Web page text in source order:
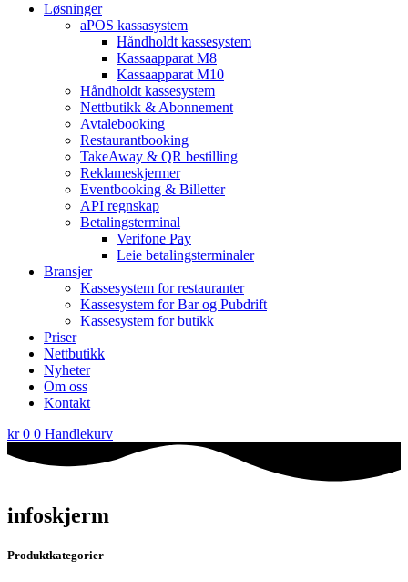
Løsninger
aPOS kassasystem
Håndholdt kassesystem
Kassaapparat M8
Kassaapparat M10
Håndholdt kassesystem
Nettbutikk & Abonnement
Avtale­booking
Restaurantbooking
TakeAway & QR bestilling
Reklameskjermer
Eventbooking & Billetter
API regnskap
Betalingsterminal
Verifone Pay
Leie betalingsterminaler
Bransjer
Kassesystem for restauranter
Kassesystem for Bar og Pubdrift
Kassesystem for butikk
Priser
Nettbutikk
Nyheter
Om oss
Kontakt
kr0 0 Handlekurv
infoskjerm
Produktkategorier